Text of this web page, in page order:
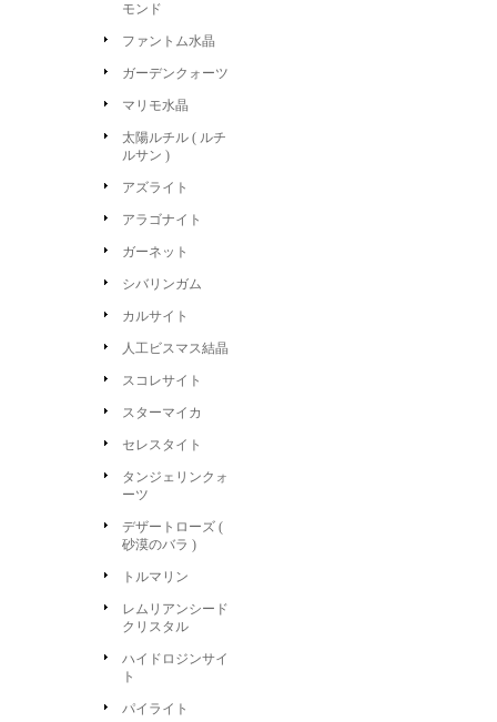
モンド
ファントム水晶
ガーデンクォーツ
マリモ水晶
太陽ルチル ( ルチ
ルサン )
アズライト
アラゴナイト
ガーネット
シバリンガム
カルサイト
人工ビスマス結晶
スコレサイト
スターマイカ
セレスタイト
タンジェリンクォ
ーツ
デザートローズ (
砂漠のバラ )
トルマリン
レムリアンシード
クリスタル
ハイドロジンサイ
ト
パイライト